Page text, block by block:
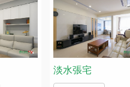
淡水張宅